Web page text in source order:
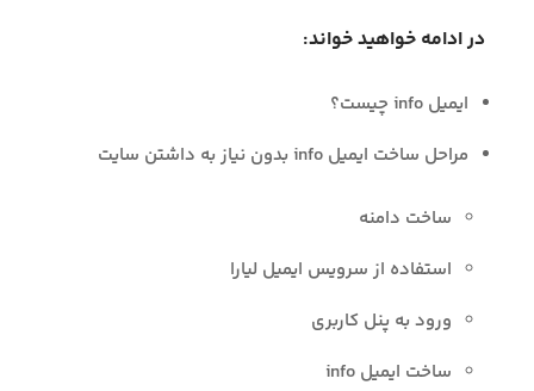
در ادامه خواهید خواند:
ایمیل info چیست؟
مراحل ساخت ایمیل info بدون نیاز به داشتن سایت
ساخت دامنه
استفاده از سرویس ایمیل لیارا
ورود به پنل کاربری
ساخت ایمیل info